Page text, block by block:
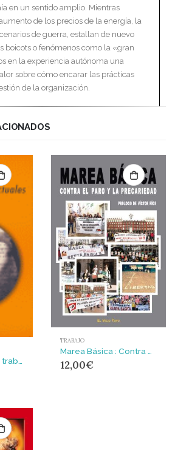
en un sentido amplio. Mientras
de los precios de la energía, la
de guerra, estallan de nuevo
boicots o fenómenos como la «gran
en la experiencia autónoma una
sobre cómo encarar las prácticas
de la organización.
TRABAJO
12,00€